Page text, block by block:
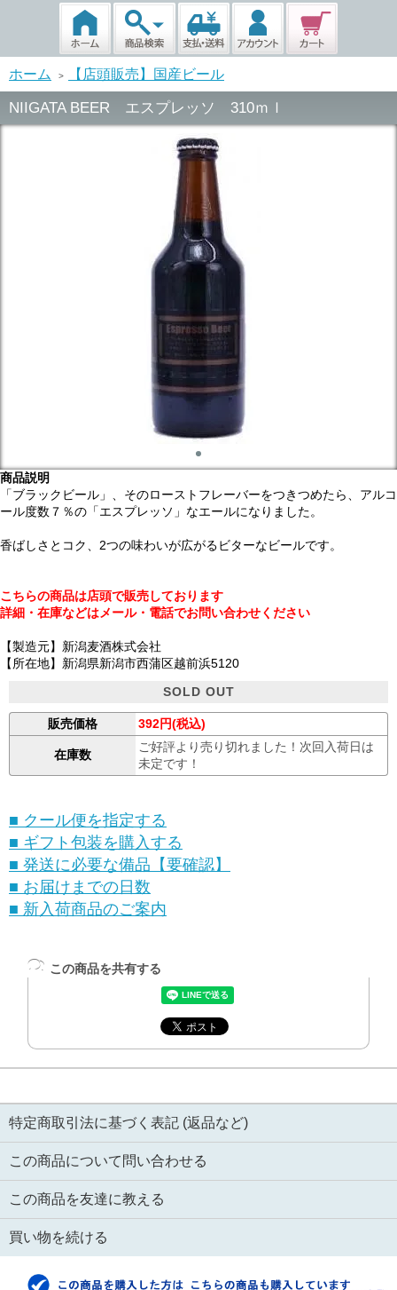
ホーム > 【店頭販売】国産ビール
NIIGATA BEER エスプレッソ 310ｍｌ
商品説明
「ブラックビール」、そのローストフレーバーをつきつめたら、アルコ
ール度数７％の「エスプレッソ」なエールになりました。
香ばしさとコク、2つの味わいが広がるビターなビールです。
こちらの商品は店頭で販売しております
詳細・在庫などはメール・電話でお問い合わせください
【製造元】新潟麦酒株式会社
【所在地】新潟県新潟市西蒲区越前浜5120
SOLD OUT
販売価格 392円(税込)
在庫数
ご好評より売り切れました！次回入荷日は
未定です！
■ クール便を指定する
■ ギフト包装を購入する
■ 発送に必要な備品【要確認】
■ お届けまでの日数
■ 新入荷商品のご案内
この商品を共有する
特定商取引法に基づく表記 (返品など)
この商品について問い合わせる
この商品を友達に教える
買い物を続ける